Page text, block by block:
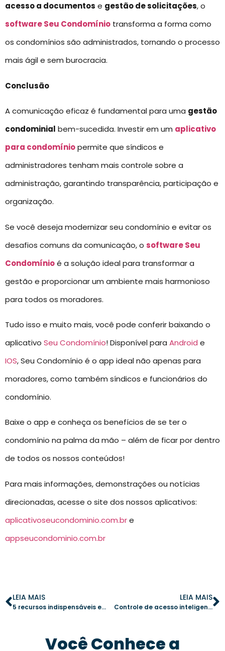
acesso a documentos e gestão de solicitações, o
software Seu Condomínio transforma a forma como
os condomínios são administrados, tornando o processo
mais ágil e sem burocracia.
Conclusão
A comunicação eficaz é fundamental para uma gestão
condominial bem-sucedida. Investir em um aplicativo
para condomíniopermite que síndicos e
administradores tenham mais controle sobre a
administração, garantindo transparência, participação e
organização.
Se você deseja modernizar seu condomínio e evitar os
desafios comuns da comunicação, o software Seu
Condomínioé a solução ideal para transformar a
gestão e proporcionar um ambiente mais harmonioso
para todos os moradores.
Tudo isso e muito mais, você pode conferir baixando o
aplicativo Seu Condomínio! Disponível para Android e
IOS, Seu Condomínio é o app ideal não apenas para
moradores, como também síndicos e funcionários do
condomínio.
Baixe o app e conheça os benefícios de se ter o
condomínio na palma da mão – além de ficar por dentro
de todos os nossos conteúdos!
Para mais informações, demonstrações ou notícias
direcionadas, acesse o site dos nossos aplicativos:
aplicativoseucondominio.com.bre
appseucondominio.com.br
LEIA MAIS
5 recursos indispensáveis em um aplicativo para condomínio que otimizam a gestão
LEIA MAIS
Controle de acesso inteligente: 5 vantagens de um sistema digital para condomínios
Você Conhece a